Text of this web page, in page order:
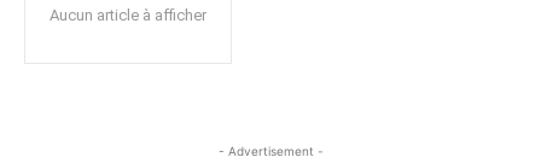
Aucun article à afficher
- Advertisement -